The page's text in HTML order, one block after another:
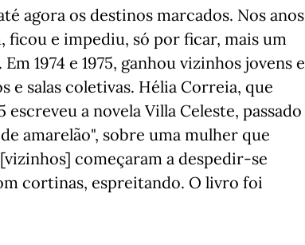
agora os destinos marcados. Nos anos
ficou e impediu, só por ficar, mais um
1974 e 1975, ganhou vizinhos jovens e
e salas coletivas. Hélia Correia, que
a novela Villa Celeste, passado
amarelão", sobre uma mulher que
começaram a despedir-se
cortinas, espreitando. O livro foi